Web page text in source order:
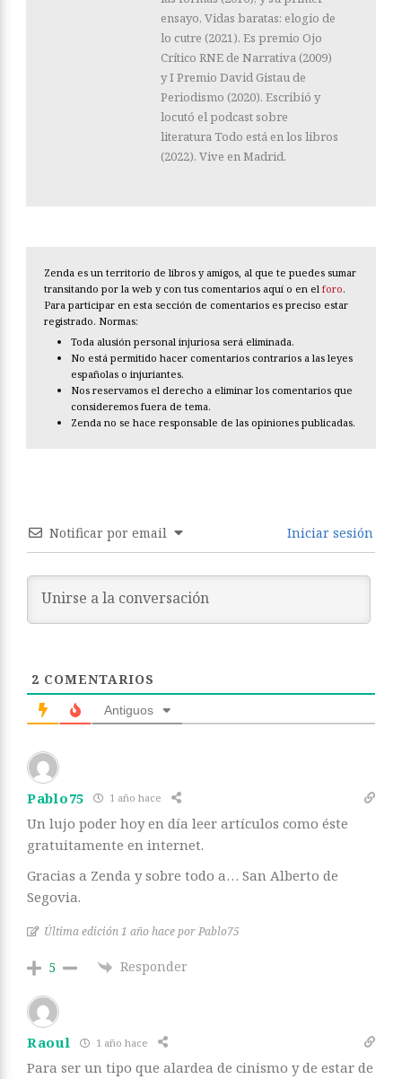
ensayo, Vidas baratas: elogio de
lo cutre (2021). Es premio Ojo
Crítico RNE de Narrativa (2009)
y I Premio David Gistau de
Periodismo (2020). Escribió y
locutó el podcast sobre
literatura Todo está en los libros
(2022). Vive en Madrid.
Zenda es un territorio de libros y amigos, al que te puedes sumar
transitando por la web y con tus comentarios aquí o en el foro.
Para participar en esta sección de comentarios es preciso estar
registrado. Normas:
Toda alusión personal injuriosa será eliminada.
No está permitido hacer comentarios contrarios a las leyes
españolas o injuriantes.
Nos reservamos el derecho a eliminar los comentarios que
consideremos fuera de tema.
Zenda no se hace responsable de las opiniones publicadas.
Notificar por email Iniciar sesión
2 COMENTARIOS
Antiguos
Pablo75 1 año hace
Un lujo poder hoy en día leer artículos como éste
gratuitamente en internet.
Gracias a Zenda y sobre todo a… San Alberto de
Segovia.
Última edición 1 año hace por Pablo75
5 Responder
Raoul 1 año hace
Para ser un tipo que alardea de cinismo y de estar de